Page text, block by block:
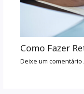
Como Fazer
Deixe um comentário